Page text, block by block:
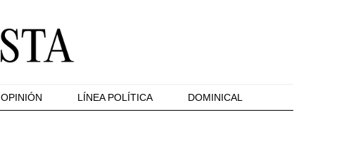
OPINIÓN LÍNEA POLÍTICA DOMINICAL